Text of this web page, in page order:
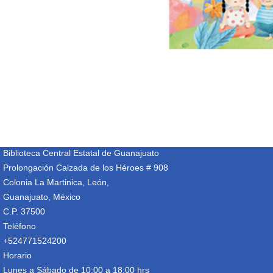
Biblioteca Central Estatal de Guanajuato
Prolongación Calzada de los Héroes # 908
Colonia La Martinica, León,
Guanajuato, México
C.P. 37500
Teléfono
+524771524200
Horario
Lunes a Sábado de 10:00 a 18:00 hrs